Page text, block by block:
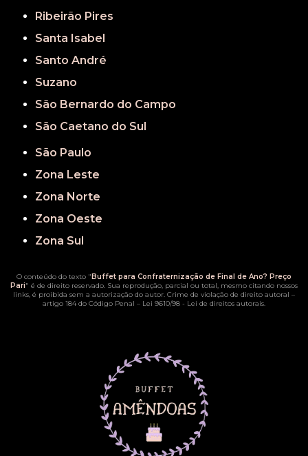
Ribeirão Pires
Santa Isabel
Santo André
Suzano
São Bernardo do Campo
São Caetano do Sul
São Paulo
Zona Leste
Zona Norte
Zona Oeste
Zona Sul
O conteúdo do texto "Buffet para Confraternização de Final de Ano? Preço
Pari" é de direito reservado. Sua reprodução, parcial ou total, mesmo citando nossos
links, é proibida sem a autorização do autor. Crime de violação de direito autoral –
artigo 184 do Código Penal – Lei 9610/98 - Lei de direitos autorais.